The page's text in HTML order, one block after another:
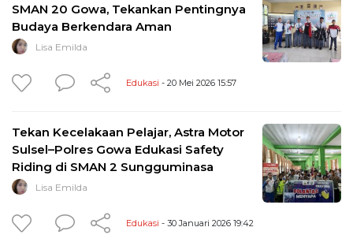
SMAN 20 Gowa, Tekankan Pentingnya
Budaya Berkendara Aman
Lisa Emilda
Edukasi - 20 Mei 2026 15:57
Tekan Kecelakaan Pelajar, Astra Motor
Sulsel–Polres Gowa Edukasi Safety
Riding di SMAN 2 Sungguminasa
Lisa Emilda
Edukasi - 30 Januari 2026 19:42